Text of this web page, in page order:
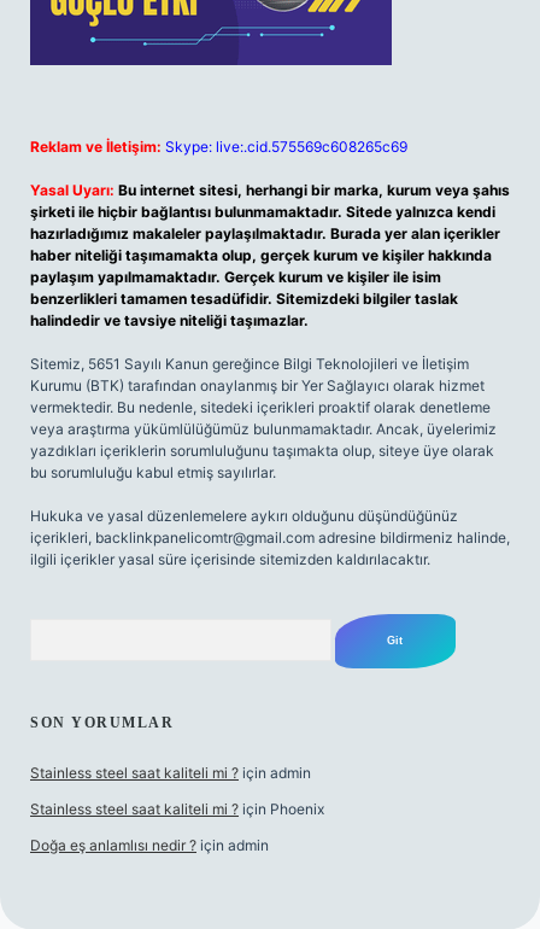
Reklam ve İletişim: Skype: live:.cid.575569c608265c69
Yasal Uyarı: Bu internet sitesi, herhangi bir marka, kurum veya şahıs
şirketi ile hiçbir bağlantısı bulunmamaktadır. Sitede yalnızca kendi
hazırladığımız makaleler paylaşılmaktadır. Burada yer alan içerikler
haber niteliği taşımamakta olup, gerçek kurum ve kişiler hakkında
paylaşım yapılmamaktadır. Gerçek kurum ve kişiler ile isim
benzerlikleri tamamen tesadüfidir. Sitemizdeki bilgiler taslak
halindedir ve tavsiye niteliği taşımazlar.
Sitemiz, 5651 Sayılı Kanun gereğince Bilgi Teknolojileri ve İletişim
Kurumu (BTK) tarafından onaylanmış bir Yer Sağlayıcı olarak hizmet
vermektedir. Bu nedenle, sitedeki içerikleri proaktif olarak denetleme
veya araştırma yükümlülüğümüz bulunmamaktadır. Ancak, üyelerimiz
yazdıkları içeriklerin sorumluluğunu taşımakta olup, siteye üye olarak
bu sorumluluğu kabul etmiş sayılırlar.
Hukuka ve yasal düzenlemelere aykırı olduğunu düşündüğünüz
içerikleri, backlinkpanelicomtr@gmail.com adresine bildirmeniz halinde,
ilgili içerikler yasal süre içerisinde sitemizden kaldırılacaktır.
SON YORUMLAR
Stainless steel saat kaliteli mi ? için admin
Stainless steel saat kaliteli mi ? için Phoenix
Doğa eş anlamlısı nedir ? için admin